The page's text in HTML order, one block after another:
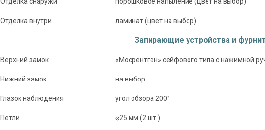
левое / правое (на выбор)
Угол открывания 180°
Отделка внутри ламинат (цвет на выбор)
Запирающие устройства и
Верхний замок «Мосрентген» сейфового типа с нажимной
Нижний замок на выбор
Глазок наблюдения угол обзора 200°
Петли ⌀25 мм (2 шт.)